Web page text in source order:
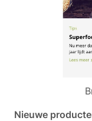
Nieuwe